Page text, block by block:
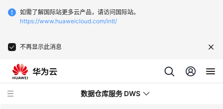
如需了解国际站更多云产品，请访问国际站。
https://www.huaweicloud.com/intl/
不再显示此消息
数据仓库服务 DWS